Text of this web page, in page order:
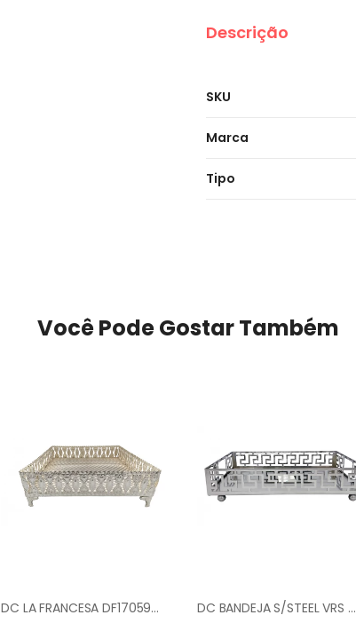
Descrição
SKU
Marca
Tipo
Você Pode Gostar Também
DC LA FRANCESA DF17059DM-2F DC BANDEJA S/STEEL VRS SILVER15